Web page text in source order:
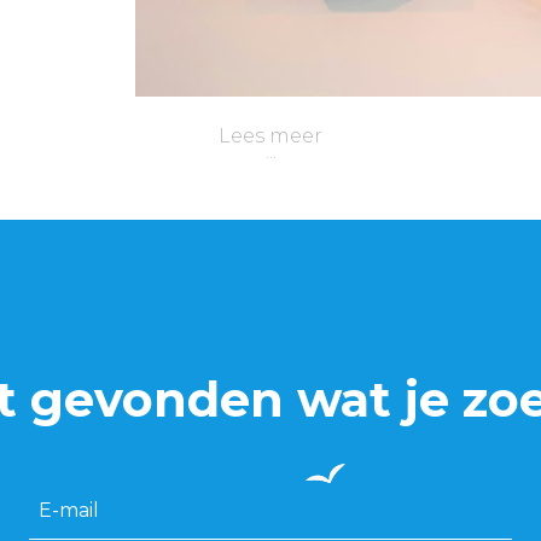
Lees meer
gevonden wat je
E-mail